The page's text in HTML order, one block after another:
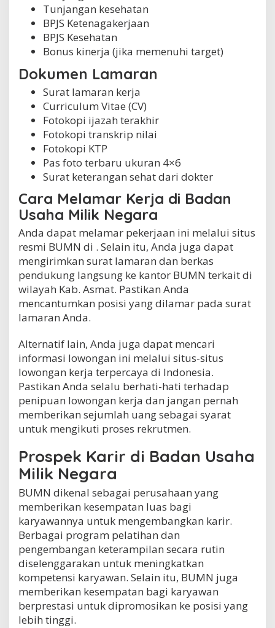
Tunjangan kesehatan
BPJS Ketenagakerjaan
BPJS Kesehatan
Bonus kinerja (jika memenuhi target)
Dokumen Lamaran
Surat lamaran kerja
Curriculum Vitae (CV)
Fotokopi ijazah terakhir
Fotokopi transkrip nilai
Fotokopi KTP
Pas foto terbaru ukuran 4×6
Surat keterangan sehat dari dokter
Cara Melamar Kerja di Badan
Usaha Milik Negara
Anda dapat melamar pekerjaan ini melalui situs
resmi BUMN di . Selain itu, Anda juga dapat
mengirimkan surat lamaran dan berkas
pendukung langsung ke kantor BUMN terkait di
wilayah Kab. Asmat. Pastikan Anda
mencantumkan posisi yang dilamar pada surat
lamaran Anda.
Alternatif lain, Anda juga dapat mencari
informasi lowongan ini melalui situs-situs
lowongan kerja terpercaya di Indonesia.
Pastikan Anda selalu berhati-hati terhadap
penipuan lowongan kerja dan jangan pernah
memberikan sejumlah uang sebagai syarat
untuk mengikuti proses rekrutmen.
Prospek Karir di Badan Usaha
Milik Negara
BUMN dikenal sebagai perusahaan yang
memberikan kesempatan luas bagi
karyawannya untuk mengembangkan karir.
Berbagai program pelatihan dan
pengembangan keterampilan secara rutin
diselenggarakan untuk meningkatkan
kompetensi karyawan. Selain itu, BUMN juga
memberikan kesempatan bagi karyawan
berprestasi untuk dipromosikan ke posisi yang
lebih tinggi.